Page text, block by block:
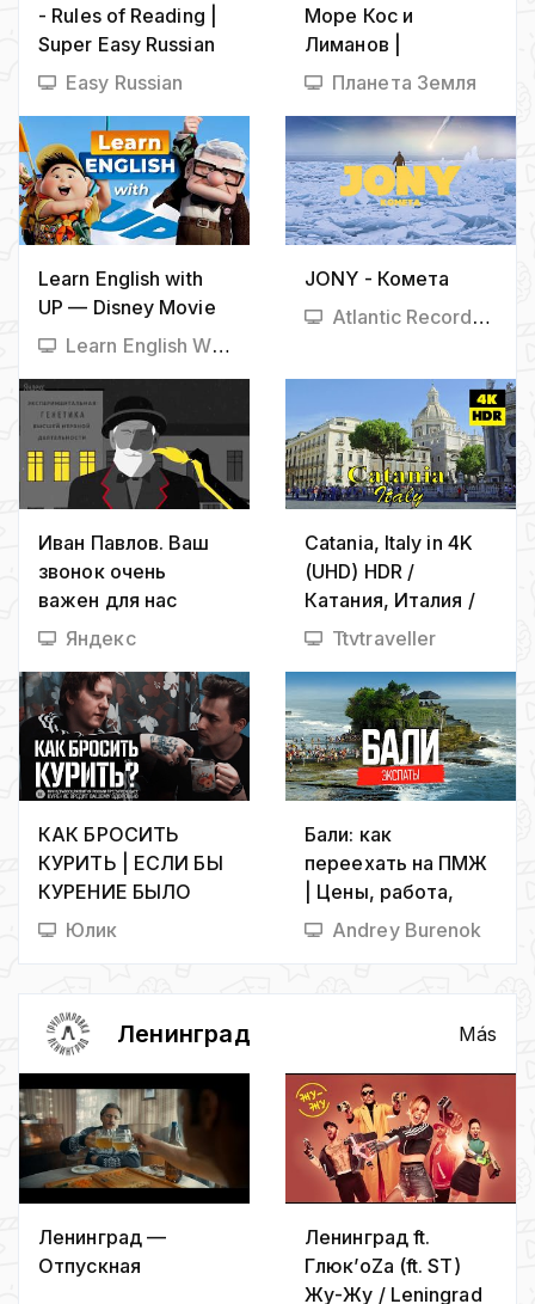
- Rules of Reading |
Super Easy Russian
10 (24 Part 2)
Easy Russian
Море Кос и
Лиманов |
Интересные факты
Планета Земля
Learn English with
UP — Disney Movie
Learn English With TV Series
JONY - Комета
Atlantic Records Russia
Иван Павлов. Ваш
звонок очень
важен для нас
Яндекс
Catania, Italy in 4K
(UHD) HDR /
Катания, Италия /
Catania, Italia
Ttvtraveller
КАК БРОСИТЬ
КУРИТЬ | ЕСЛИ БЫ
КУРЕНИЕ БЫЛО
ЧЕЛОВЕКОМ
Юлик
Бали: как
переехать на ПМЖ
| Цены, работа,
жильё и отдых
Andrey Burenok
Ленинград Más
Ленинград —
Отпускная
Ленинград ft.
Глюк’oZa (ft. ST)
Жу-Жу / Leningrad